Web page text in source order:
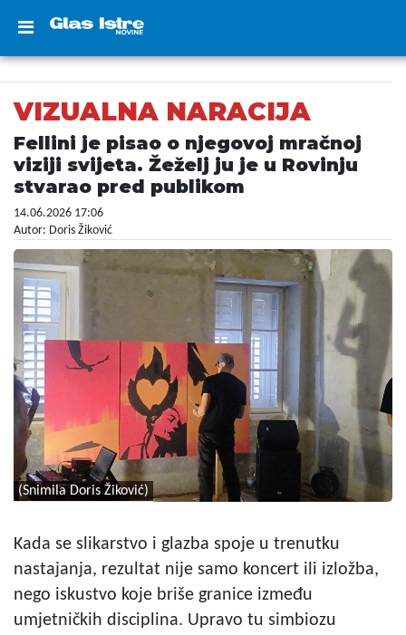
VIZUALNA NARACIJA
Fellini je pisao o njegovoj mračnoj
viziji svijeta. Žeželj ju je u Rovinju
stvarao pred publikom
14.06.2026 17:06
Autor: Doris Žiković
(Snimila Doris Žiković)
Kada se slikarstvo i glazba spoje u trenutku
nastajanja, rezultat nije samo koncert ili izložba,
nego iskustvo koje briše granice između
umjetničkih disciplina. Upravo tu simbiozu